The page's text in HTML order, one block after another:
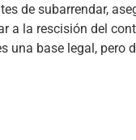
de subarrendar,
a la rescisión del
una base legal,